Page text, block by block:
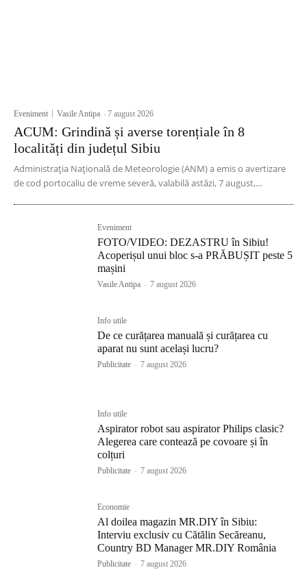
Eveniment Vasile Antipa -7 august 2026
ACUM: Grindină și averse torențiale în 8
localități din județul Sibiu
Administrația Națională de Meteorologie (ANM) a emis o avertizare
de cod portocaliu de vreme severă, valabilă astăzi, 7 august,...
Eveniment
FOTO/VIDEO: DEZASTRU în Sibiu!
Acoperișul unui bloc s-a PRĂBUȘIT peste 5
mașini
Vasile Antipa - 7 august 2026
Info utile
De ce curățarea manuală și curățarea cu
aparat nu sunt același lucru?
Publicitate - 7 august 2026
Info utile
Aspirator robot sau aspirator Philips clasic?
Alegerea care contează pe covoare și în
colțuri
Publicitate - 7 august 2026
Economie
Al doilea magazin MR.DIY în Sibiu:
Interviu exclusiv cu Cătălin Secăreanu,
Country BD Manager MR.DIY România
Publicitate - 7 august 2026